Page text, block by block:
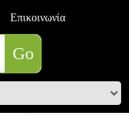
Επικοινωνία